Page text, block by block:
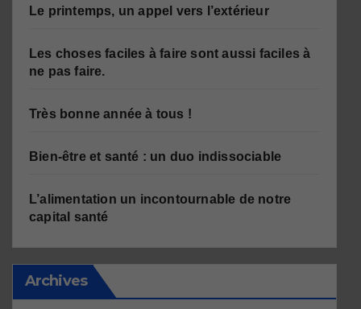
Le printemps, un appel vers l’extérieur
Les choses faciles à faire sont aussi faciles à
ne pas faire.
Très bonne année à tous !
Bien-être et santé : un duo indissociable
L’alimentation un incontournable de notre
capital santé
Archives